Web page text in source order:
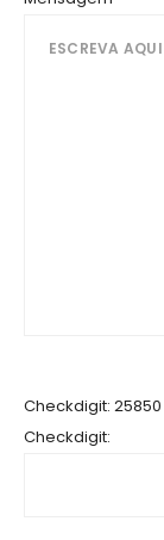
Checkdigit: 25850
Checkdigit: